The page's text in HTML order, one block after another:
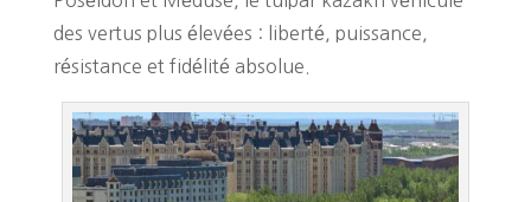
des vertus plus élevées : liberté, puissance,
résistance et fidélité absolue.